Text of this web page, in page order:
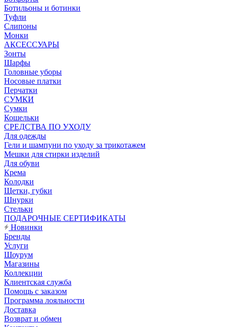
Ботильоны и ботинки
Туфли
Слипоны
Монки
АКСЕССУАРЫ
Зонты
Шарфы
Головные уборы
Носовые платки
Перчатки
СУМКИ
Сумки
Кошельки
CРЕДСТВА ПО УХОДУ
Для одежды
Гели и шампуни по уходу за трикотажем
Мешки для стирки изделий
Для обуви
Крема
Колодки
Щетки, губки
Шнурки
Стельки
ПОДАРОЧНЫЕ СЕРТИФИКАТЫ
Новинки
Бренды
Услуги
Шоурум
Магазины
Коллекции
Клиентская служба
Помощь с заказом
Программа лояльности
Доставка
Возврат и обмен